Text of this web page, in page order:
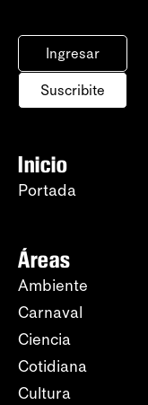
Ingresar
Suscribite
Inicio
Portada
Áreas
Ambiente
Carnaval
Ciencia
Cotidiana
Cultura